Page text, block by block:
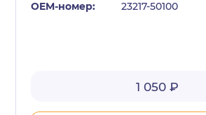
23217-50100
1 050 ₽